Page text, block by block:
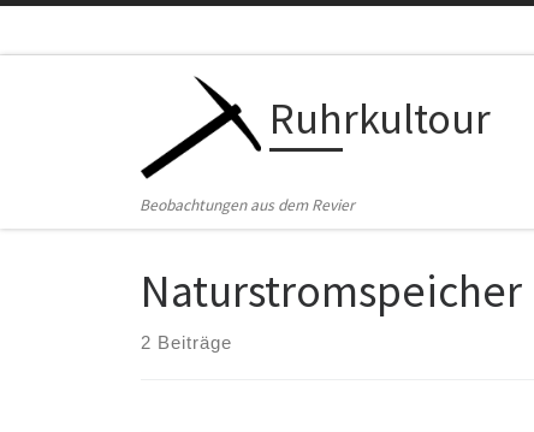
Ruhrkultour
Beobachtungen aus dem Revier
Naturstromspeicher
2 Beiträge